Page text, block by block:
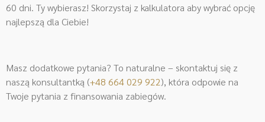
60 dni. Ty wybierasz! Skorzystaj z kalkulatora aby wybrać opcję
najlepszą dla Ciebie!
Masz dodatkowe pytania? To naturalne – skontaktuj się z
naszą konsultantką (+48 664 029 922), która odpowie na
Twoje pytania z finansowania zabiegów.